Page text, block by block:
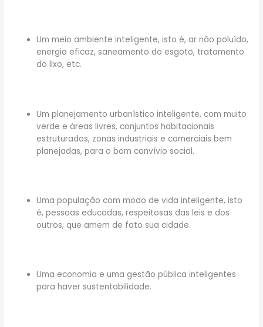
Um meio ambiente inteligente, isto é, ar não poluído,
energia eficaz, saneamento do esgoto, tratamento
do lixo, etc.
Um planejamento urbanístico inteligente, com muito
verde e áreas livres, conjuntos habitacionais
estruturados, zonas industriais e comerciais bem
planejadas, para o bom convívio social.
Uma população com modo de vida inteligente, isto
é, pessoas educadas, respeitosas das leis e dos
outros, que amem de fato sua cidade.
Uma economia e uma gestão pública inteligentes
para haver sustentabilidade.